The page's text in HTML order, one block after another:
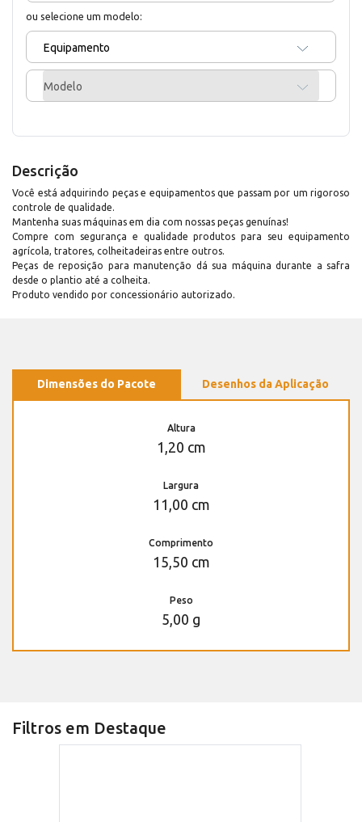
ou selecione um modelo:
Equipamento
Modelo
Descrição
Você está adquirindo peças e equipamentos que passam por um rigoroso
controle de qualidade.
Mantenha suas máquinas em dia com nossas peças genuínas!
Compre com segurança e qualidade produtos para seu equipamento
agrícola, tratores, colheitadeiras entre outros.
Peças de reposição para manutenção dá sua máquina durante a safra
desde o plantio até a colheita.
Produto vendido por concessionário autorizado.
Dimensões do Pacote Desenhos da Aplicação
Altura
1,20 cm
Largura
11,00 cm
Comprimento
15,50 cm
Peso
5,00 g
Filtros em Destaque